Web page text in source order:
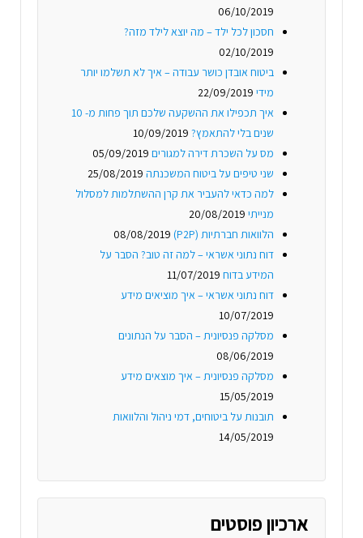
06/10/2019
חסכון לכל ילד – מה יוצא לילד מזה?
02/10/2019
ביטוח אובדן כושר עבודה – איך לא תשלמו יותר
מידי 22/09/2019
איך תכפילו את ההשקעה שלכם תוך פחות מ- 10
שנים בלי להתאמץ? 10/09/2019
מס על השכרת דירה למגורים 05/09/2019
שני טיפים על ביטוח המשכנתה 25/08/2019
למה כדאי להעביר את קרן ההשתלמות למסלול
מנייתי 20/08/2019
הלוואות חברתיות (P2P)
08/08/2019
דוח נתוני אשראי – למה זה טוב? הסבר על
המידע בדוח 11/07/2019
דוח נתוני אשראי – איך מוציאים מידע
10/07/2019
מסלקה פנסיונית – הסבר על הנתונים
08/06/2019
מסלקה פנסיונית – איך מוצאים מידע
15/05/2019
תובנות על ביטוחים, דמי ניהול והלוואות
14/05/2019
ארכיון פוסטים